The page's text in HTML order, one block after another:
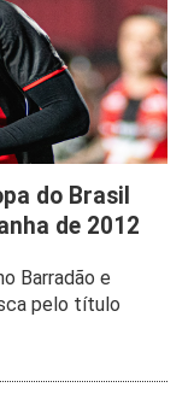
do Brasil
de 2012
Barradão e
pelo título